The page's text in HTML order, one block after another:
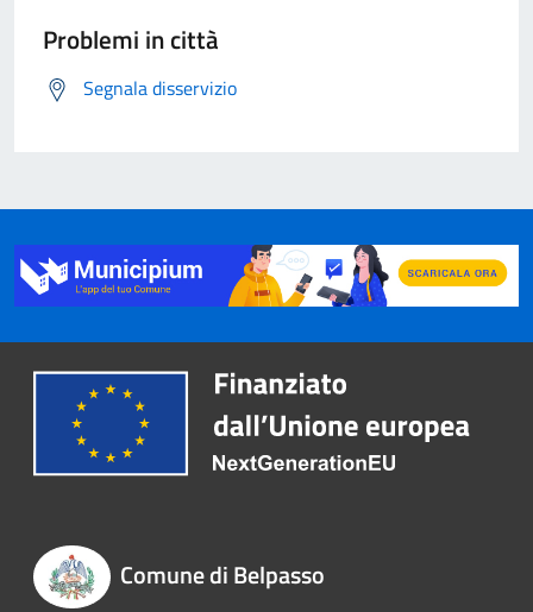
Problemi in città
Segnala disservizio
Comune di Belpasso